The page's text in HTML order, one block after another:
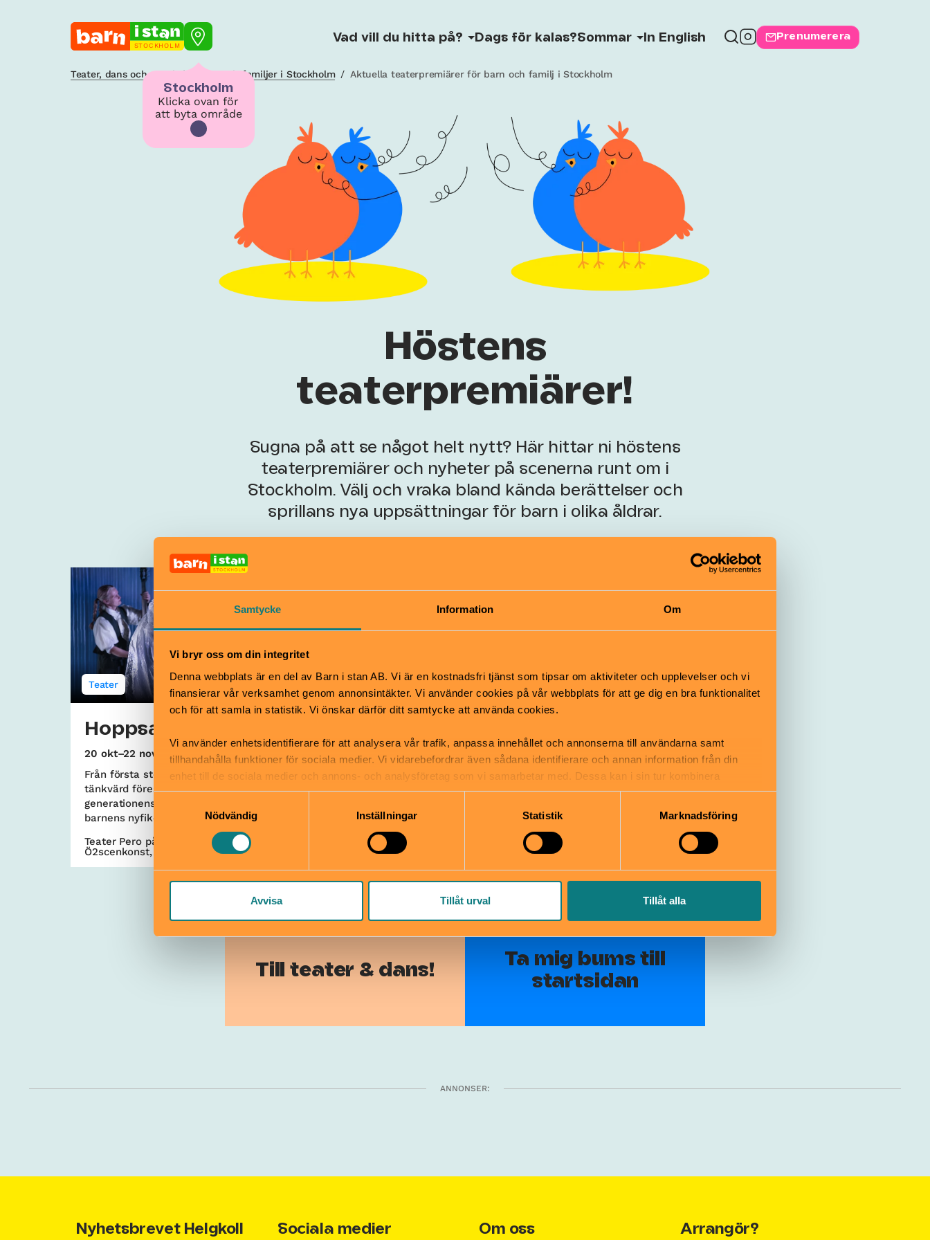
Samtycke Information Om
Vi bryr oss om din integritet
Denna webbplats är en del av Barn i stan AB. Vi är en kostnadsfri tjänst som tipsar om aktiviteter och upplevelser och vi
finansierar vår verksamhet genom annonsintäkter. Vi använder cookies på vår webbplats för att ge dig en bra funktionalitet
och för att samla in statistik. Vi önskar därför ditt samtycke att använda cookies.
Vi använder enhetsidentifierare för att analysera vår trafik, anpassa innehållet och annonserna till användarna samt
tillhandahålla funktioner för sociala medier. Vi vidarebefordrar även sådana identifierare och annan information från din
enhet till de sociala medier och annons- och analysföretag som vi samarbetar med. Dessa kan i sin tur kombinera
informationen med annan information som du har tillhandahållit eller som de har samlat in när du har använt deras tjänster.
Samtyckesval
Nödvändig
Inställningar Statistik Marknadsföring
Avvisa Tillåt urval Tillåt alla
STOCKHOLM
Stockholm
Klicka ovan för
att byta område
Vad vill du hitta på? Dags för kalas?Sommar In English Prenumerera
Teater, dans och musik för barn och familjer i Stockholm / Aktuella teaterpremiärer för barn och familj i Stockholm
Höstens
teaterpremiärer!
Sugna på att se något helt nytt? Här hittar ni höstens
teaterpremiärer och nyheter på scenerna runt om i
Stockholm. Välj och vraka bland kända berättelser och
sprillans nya uppsättningar för barn i olika åldrar.
Teater
Hoppsan!
20 okt–22 nov
4–10 år
Från första steget till sista – en lekfull och
tänkvärd föreställning där den äldsta
generationens livserfarenheter möter
barnens nyfikenhet.
Teater Pero på Teaterverket Svea & på
Ö2scenkonst, Södermalm | Vasastan
26 sep–8 nov
2–6 år
Treo och Enis lever i en hopplöst långrandig
tillvaro i sitt radhus på Enahandavägen. Tills
boken med samma namn av Maria Nilsson
Dockteatern Tittut | Södermalm
Till teater & dans!
Ta mig bums till
startsidan
ANNONSER:
Nyhetsbrevet Helgkoll Sociala medier Om oss Arrangör?